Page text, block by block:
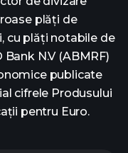
plăți de
cu plăți notabile de
N.V (ABMRF)
publicate
cifrele Produsului
pentru Euro.